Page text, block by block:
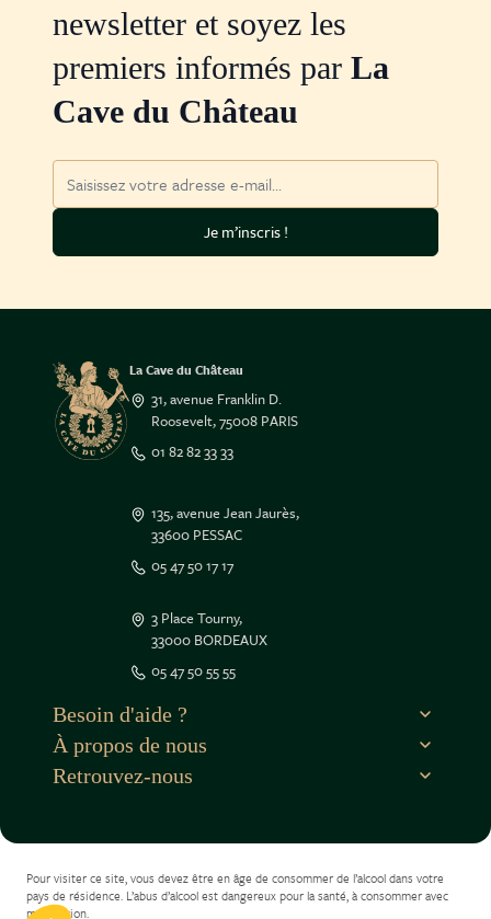
newsletter et soyez les
premiers informés par La
Cave du Château
Adresse mail
Je m’inscris !
La Cave du Château
31, avenue Franklin D.
Roosevelt, 75008 PARIS
01 82 82 33 33
135, avenue Jean Jaurès,
33600 PESSAC
05 47 50 17 17
3 Place Tourny,
33000 BORDEAUX
05 47 50 55 55
Besoin d'aide ?
À propos de nous
Retrouvez-nous
Pour visiter ce site, vous devez être en âge de consommer de l’alcool dans votre
pays de résidence. L’abus d’alcool est dangereux pour la santé, à consommer avec
modération.